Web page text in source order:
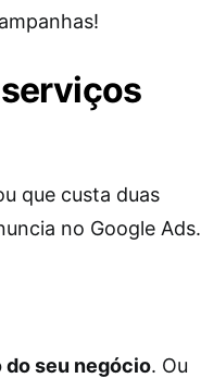
que custa duas
no Google Ads.
do seu negócio. Ou